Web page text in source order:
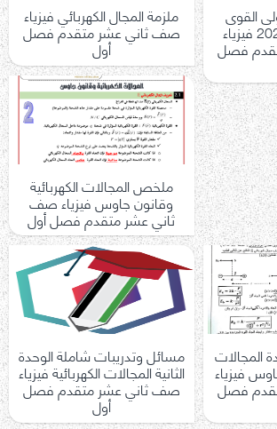
القوى
الكهروستاتيكية 2021 فيزياء
فصل
ملزمة المجال الكهربائي فيزياء
صف ثاني عشر متقدم فصل
أول
ملخص المجالات الكهربائية
وقانون جاوس فيزياء صف
ثاني عشر متقدم فصل أول
المجالات
فيزياء
فصل
مسائل وتدريبات شاملة الوحدة
الثانية المجالات الكهربائية فيزياء
صف ثاني عشر متقدم فصل
أول